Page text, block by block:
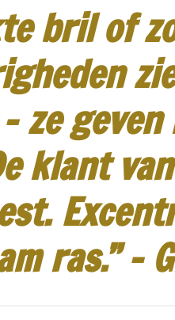
bril of
ze
klant
ras.” -